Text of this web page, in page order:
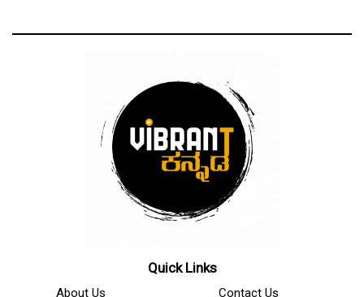
Quick Links
About Us Contact Us